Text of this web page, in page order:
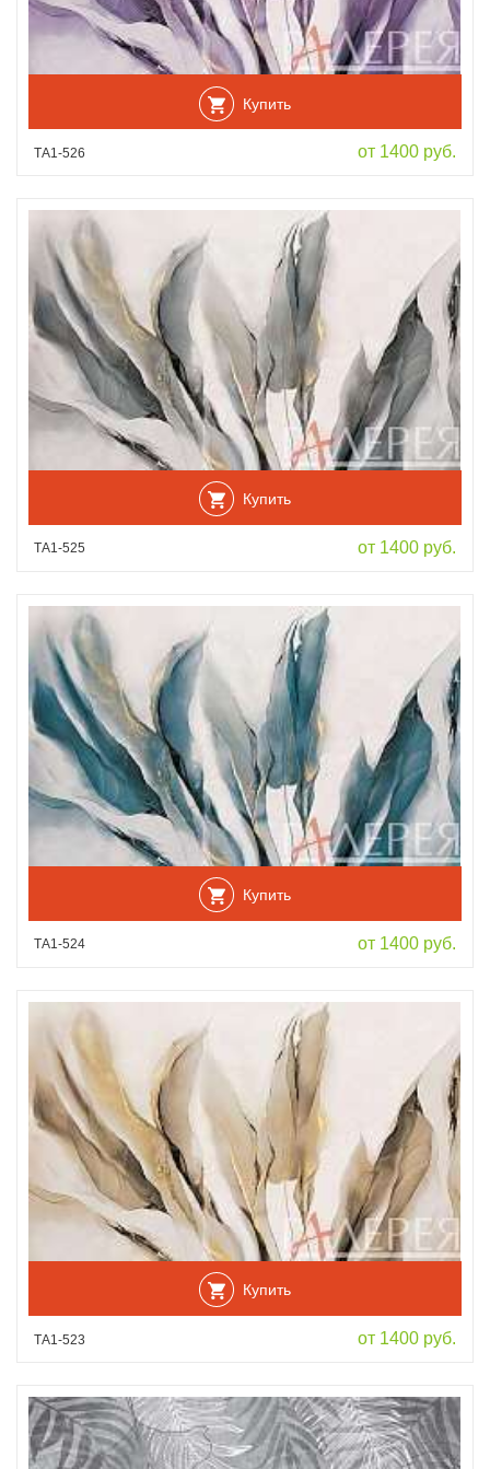
Купить
ТА1-526 от 1400 руб.
Купить
ТА1-525 от 1400 руб.
Купить
ТА1-524 от 1400 руб.
Купить
ТА1-523 от 1400 руб.